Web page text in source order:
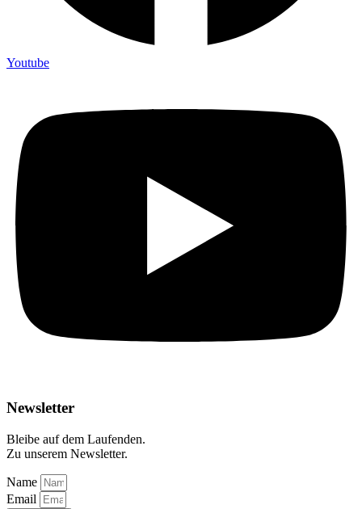
Youtube
Newsletter
Bleibe auf dem Laufenden.
Zu unserem Newsletter.
Name
Email